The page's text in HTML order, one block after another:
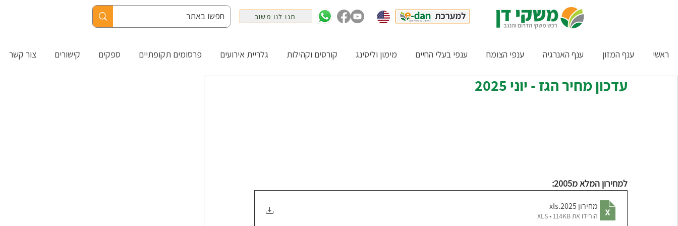
תנו לנו משוב
ראשי ענף המזון ענף האנרגיה ענפי הצומח ענפי בעלי החיים מימון וליסינג קורסים וקהילות גלריית אירועים פרסומים תקופתיים ספקים קישורים צור קשר
עדכון מחיר הגז - יוני 2025
למחירון המלא מ2005:
מחירון 2025 .xls
הורידו את XLS • 114KB